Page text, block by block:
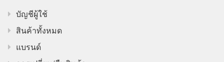
บัญชีผู้ใช้
สินค้าทั้งหมด
แบรนด์